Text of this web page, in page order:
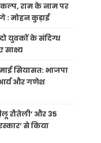
राम के नाम पर
: मोहन कुड़ाई
युवकों के संदिग्ध
सियासत: भाजपा
और गणेश
रौतेली’ और 35
से किया